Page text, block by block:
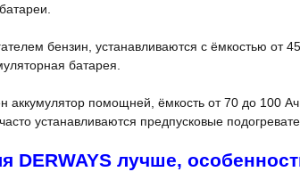
бензин, устанавливаются с ёмкостью от
батарея.
помощней, ёмкость от 70 до 100
устанавливаются предпусковые
DERWAYS лучше,